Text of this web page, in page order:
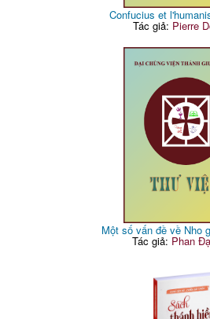
Confucius et
Tác giả: Pierre
Một số vấn đề về Nho
Tác giả: Phan